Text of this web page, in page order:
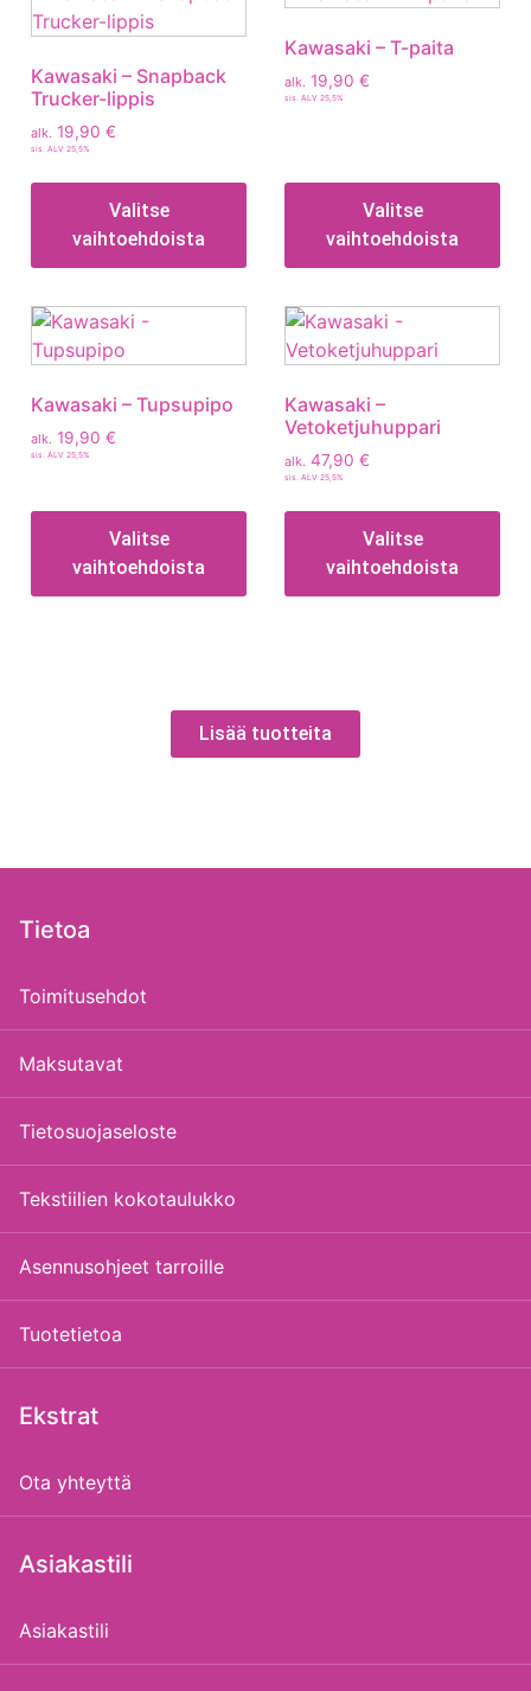
Kawasaki – Snapback
Trucker-lippis
alk. 19,90 €
sis. ALV 25,5%
Valitse
vaihtoehdoista
Kawasaki – T-paita
alk. 19,90 €
sis. ALV 25,5%
Valitse
vaihtoehdoista
Kawasaki – Tupsupipo
alk. 19,90 €
sis. ALV 25,5%
Valitse
vaihtoehdoista
Kawasaki –
Vetoketjuhuppari
alk. 47,90 €
sis. ALV 25,5%
Valitse
vaihtoehdoista
Lisää tuotteita
Tietoa
Toimitusehdot
Maksutavat
Tietosuojaseloste
Tekstiilien kokotaulukko
Asennusohjeet tarroille
Tuotetietoa
Ekstrat
Ota yhteyttä
Asiakastili
Asiakastili